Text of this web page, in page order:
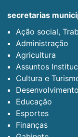
secretarias
Ação social,
Administração
Agricultura
Assuntos
Cultura e
Educação
Esportes
Finanças